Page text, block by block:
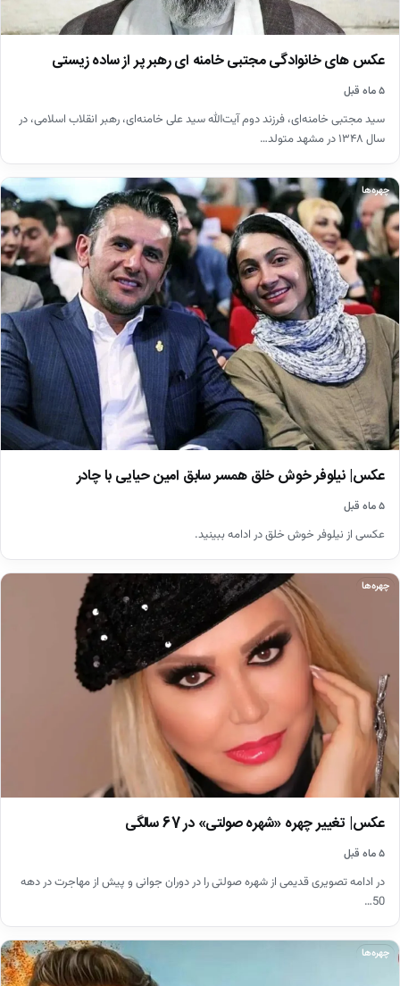
عکس های خانوادگی مجتبی خامنه ای رهبر پر از ساده زیستی
۵ ماه قبل
سید مجتبی خامنه‌ای، فرزند دوم آیت‌الله سید علی خامنه‌ای، رهبر انقلاب اسلامی، در
سال ۱۳۴۸ در مشهد متولد…
چهره‌ها
عکس| نیلوفر خوش خلق همسر سابق امین حیایی با چادر
۵ ماه قبل
عکسی از نیلوفر خوش خلق در ادامه ببینید.
چهره‌ها
عکس| تغییر چهره «شهره صولتی» در 67 سالگی
۵ ماه قبل
در ادامه تصویری قدیمی از شهره صولتی را در دوران جوانی و پیش از مهاجرت در دهه
50…
چهره‌ها